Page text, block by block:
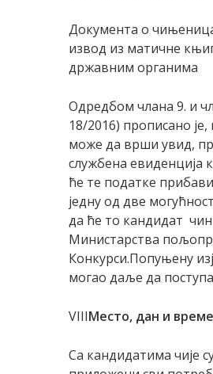
Документа о
извод из матичне
државним органима
Одредбом члана 9. и
18/2016) прописано
може да врши увид,
службена евиденција
ће те податке
једну од две
да ће то кандидат
Министарства
Конкурси.Попуњену
могао даље да
VIIIМесто, дан и
Са кандидатима чије